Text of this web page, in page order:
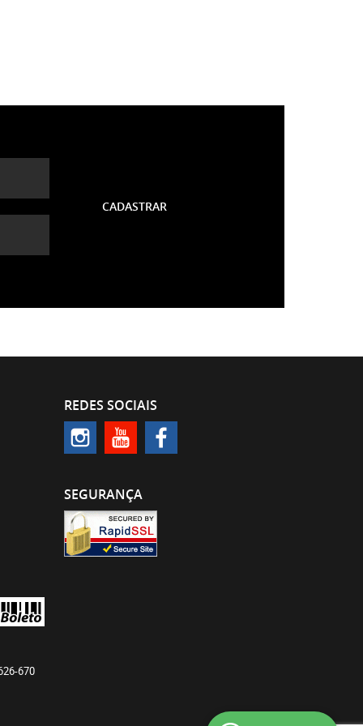
CADASTRAR
REDES SOCIAIS
SEGURANÇA
670